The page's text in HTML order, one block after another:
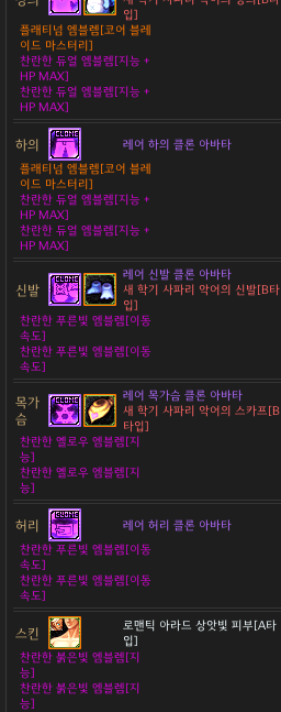
입]
플래티넘 엠블렘[코어 블레
이드 마스터리]
찬란한 듀얼 엠블렘[지능 +
HP MAX]
찬란한 듀얼 엠블렘[지능 +
HP MAX]
하의 레어 하의 클론 아바타
플래티넘 엠블렘[코어 블레
이드 마스터리]
찬란한 듀얼 엠블렘[지능 +
HP MAX]
찬란한 듀얼 엠블렘[지능 +
HP MAX]
신발
레어 신발 클론 아바타
새 학기 사파리 악어의 신발[B타
입]
찬란한 푸른빛 엠블렘[이동
속도]
찬란한 푸른빛 엠블렘[이동
속도]
목가
슴
레어 목가슴 클론 아바타
새 학기 사파리 악어의 스카프[B
타입]
찬란한 옐로우 엠블렘[지
능]
찬란한 옐로우 엠블렘[지
능]
허리 레어 허리 클론 아바타
찬란한 푸른빛 엠블렘[이동
속도]
찬란한 푸른빛 엠블렘[이동
속도]
스킨
로맨틱 아라드 상앗빛 피부[A타
입]
찬란한 붉은빛 엠블렘[지
능]
찬란한 붉은빛 엠블렘[지
능]